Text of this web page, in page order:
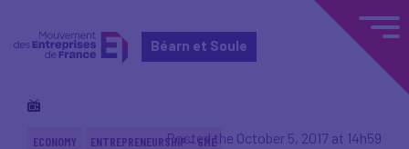
Béarn et Soule
ECONOMY ENTREPRENEURSHIP - SMEPosted the October 5, 2017 at 14h59